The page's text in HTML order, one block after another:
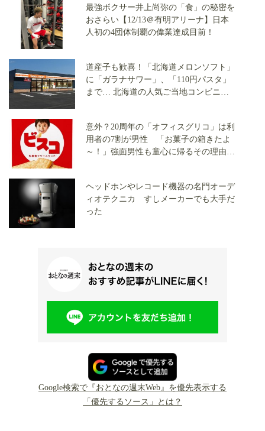
最強ボクサー井上尚弥の「食」の秘密を
おさらい【12/13＠有明アリーナ】日本
人初の4団体制覇の偉業達成目前！
道産子も歓喜！「北海道メロンソフト」
に「ガラナサワー」、「110円パスタ」
まで… 北海道の人気ご当地コンビニ
意外？20周年の「オフィスグリコ」は利
用者の7割が男性 「お菓子の箱きたよ
～！」強面男性も童心に帰るその理由と
ヘッドホンやレコード機器の名門オーデ
ィオテクニカ すしメーカーでも大手だ
った
Google検索で『おとなの週末Web』を優先表示する
「優先するソース」とは？